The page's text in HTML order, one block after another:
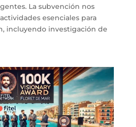
La subvención nos
esenciales para
incluyendo investigación de